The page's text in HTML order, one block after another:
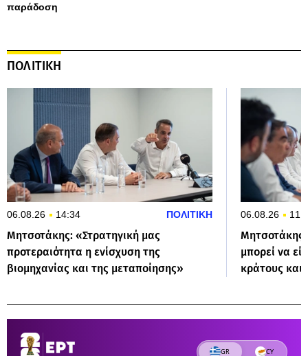
παράδοση
ΠΟΛΙΤΙΚΗ
06.08.26 14:34 ΠΟΛΙΤΙΚΗ
Μητσοτάκης: «Στρατηγική μας
προτεραιότητα η ενίσχυση της
βιομηχανίας και της μεταποίησης»
06.08.26
Μητσοτάκης
μπορεί να
κράτους και